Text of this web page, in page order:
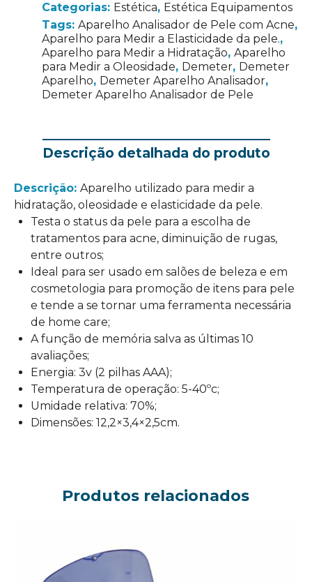
Categorias: Estética, Estética Equipamentos
Tags: Aparelho Analisador de Pele com Acne,
Aparelho para Medir a Elasticidade da pele.,
Aparelho para Medir a Hidratação, Aparelho
para Medir a Oleosidade, Demeter, Demeter
Aparelho, Demeter Aparelho Analisador,
Demeter Aparelho Analisador de Pele
Descrição detalhada do produto
Descrição: Aparelho utilizado para medir a
hidratação, oleosidade e elasticidade da pele.
Testa o status da pele para a escolha de
tratamentos para acne, diminuição de rugas,
entre outros;
Ideal para ser usado em salões de beleza e em
cosmetologia para promoção de itens para pele
e tende a se tornar uma ferramenta necessária
de home care;
A função de memória salva as últimas 10
avaliações;
Energia: 3v (2 pilhas AAA);
Temperatura de operação: 5-40ºc;
Umidade relativa: 70%;
Dimensões: 12,2×3,4×2,5cm.
Produtos relacionados